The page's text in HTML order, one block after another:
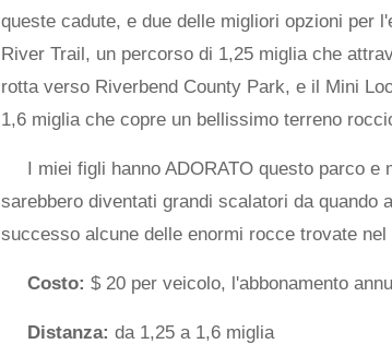
queste cadute, e due delle migliori opzioni per
River Trail, un percorso di 1,25 miglia che
rotta verso Riverbend County Park, e il Mini
1,6 miglia che copre un bellissimo terreno
I miei figli hanno ADORATO questo parco e
sarebbero diventati grandi scalatori da quando
successo alcune delle enormi rocce trovate nel
Costo: $ 20 per veicolo, l'abbonamento
Distanza: da 1,25 a 1,6 miglia